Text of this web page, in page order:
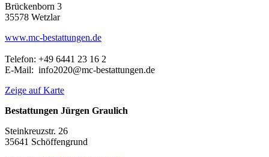
Brückenborn 3
35578 Wetzlar
www.mc-bestattungen.de
Telefon: +49 6441 23 16 2
E-Mail: info2020@mc-bestattungen.de
Zeige auf Karte
Bestattungen Jürgen Graulich
Steinkreuzstr. 26
35641 Schöffengrund